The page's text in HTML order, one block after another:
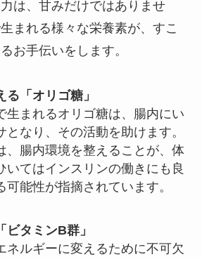
は、甘みだけではありませ
まれる様々な栄養素が、すこ
お手伝いをします。
「オリゴ糖」
生まれるオリゴ糖は、腸内にい
となり、その活動を助けます。
、腸内環境を整えることが、体
いてはインスリンの働きにも良
可能性が指摘されています。
タミンB群」
ネルギーに変えるために不可欠